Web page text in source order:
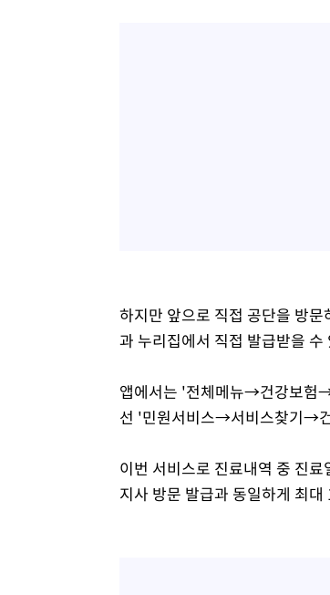
하지만 앞으로 직접 공단을 방
과 누리집에서 직접 발급받을 수
앱에서는 '전체메뉴→건강보험
선 '민원서비스→서비스찾기→
이번 서비스로 진료내역 중 진
지사 방문 발급과 동일하게 최